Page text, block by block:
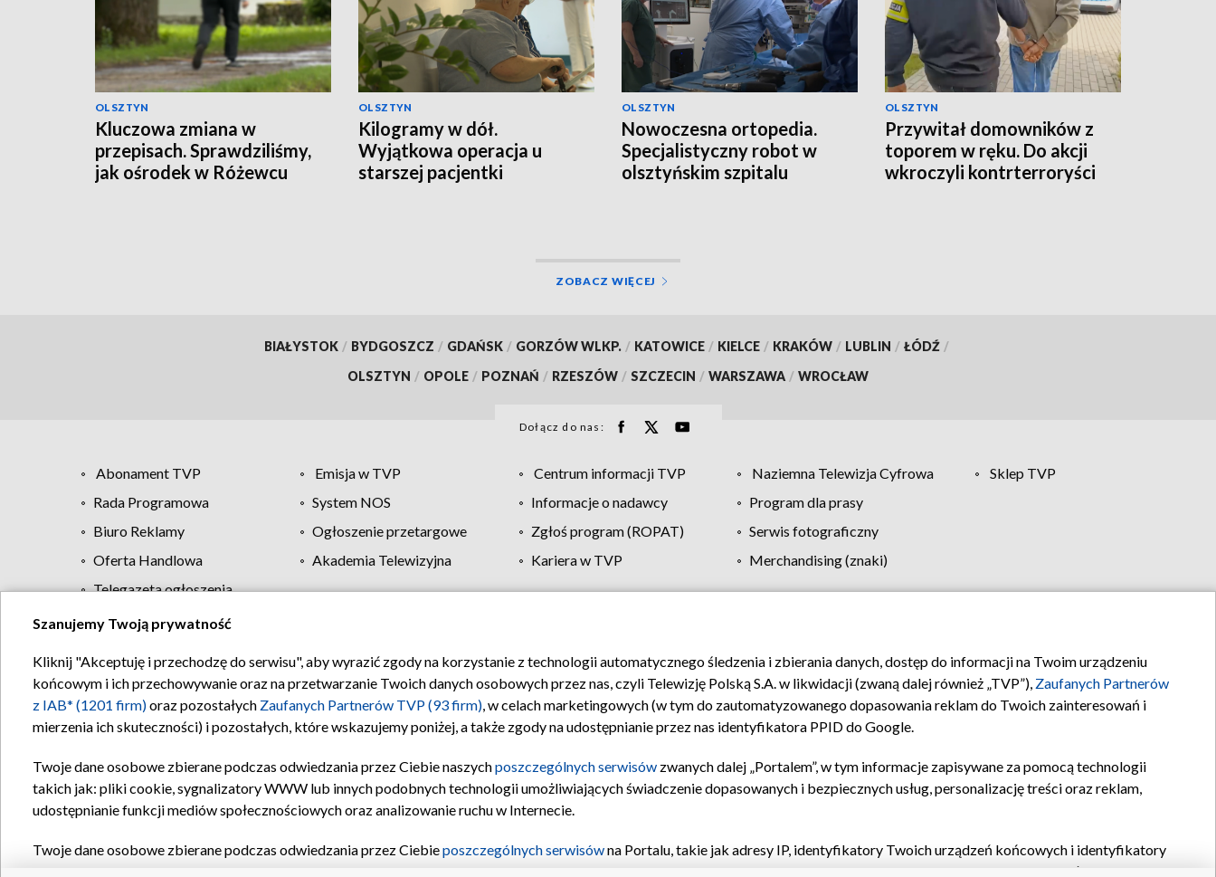
OLSZTYN
Kluczowa zmiana w
przepisach. Sprawdziliśmy,
jak ośrodek w Różewcu
OLSZTYN
Kilogramy w dół.
Wyjątkowa operacja u
starszej pacjentki
OLSZTYN
Nowoczesna ortopedia.
Specjalistyczny robot w
olsztyńskim szpitalu
OLSZTYN
Przywitał domowników z
toporem w ręku. Do akcji
wkroczyli kontrterroryści
ZOBACZ WIĘCEJ
BIAŁYSTOK / BYDGOSZCZ / GDAŃSK / GORZÓW WLKP. / KATOWICE / KIELCE / KRAKÓW / LUBLIN / ŁÓDŹ /
OLSZTYN / OPOLE / POZNAŃ / RZESZÓW / SZCZECIN / WARSZAWA / WROCŁAW
Dołącz do nas:
Abonament TVP Emisja w TVP Centrum informacji TVP Naziemna Telewizja Cyfrowa
Sklep TVP
Rada Programowa
System NOS Informacje o nadawcy
Program dla prasy
Biuro Reklamy
Ogłoszenie przetargowe Zgłoś program (ROPAT)
Serwis fotograficzny
Oferta Handlowa
Akademia Telewizyjna Kariera w TVP
Merchandising (znaki)
Telegazeta ogłoszenia
Regulamin TVP Polityka prywatności Moje zgody Pomoc Biuro reklamy Kontakt
Szanujemy Twoją prywatność
Kliknij "Akceptuję i przechodzę do serwisu", aby wyrazić zgody na korzystanie z technologii automatycznego śledzenia i zbierania danych, dostęp do informacji na Twoim urządzeniu
końcowym i ich przechowywanie oraz na przetwarzanie Twoich danych osobowych przez nas, czyli Telewizję Polską S.A. w likwidacji (zwaną dalej również „TVP”), Zaufanych Partnerów
z IAB* (1201 firm)oraz pozostałych Zaufanych Partnerów TVP (93 firm), w celach marketingowych (w tym do zautomatyzowanego dopasowania reklam do Twoich zainteresowań i
mierzenia ich skuteczności) i pozostałych, które wskazujemy poniżej, a także zgody na udostępnianie przez nas identyfikatora PPID do Google.
Twoje dane osobowe zbierane podczas odwiedzania przez Ciebie naszychposzczególnych serwisów zwanych dalej „Portalem”, w tym informacje zapisywane za pomocą technologii
takich jak: pliki cookie, sygnalizatory WWW lub innych podobnych technologii umożliwiających świadczenie dopasowanych i bezpiecznych usług, personalizację treści oraz reklam,
udostępnianie funkcji mediów społecznościowych oraz analizowanie ruchu w Internecie.
Twoje dane osobowe zbierane podczas odwiedzania przez Ciebieposzczególnych serwisówna Portalu, takie jak adresy IP, identyfikatory Twoich urządzeń końcowych i identyfikatory
oraz pozostałych